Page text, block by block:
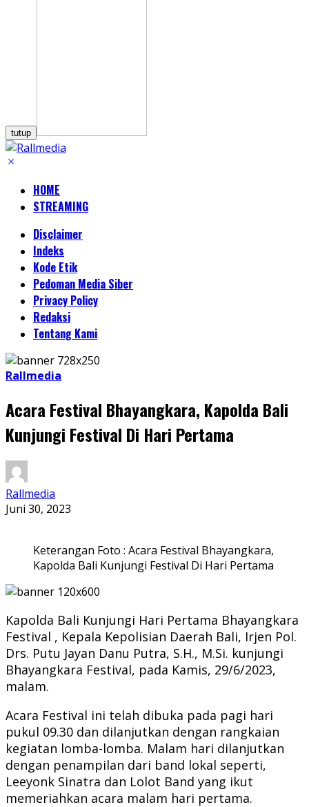
tutup
HOME
STREAMING
Disclaimer
Indeks
Kode Etik
Pedoman Media Siber
Privacy Policy
Redaksi
Tentang Kami
Rallmedia
Acara Festival Bhayangkara, Kapolda Bali
Kunjungi Festival Di Hari Pertama
Rallmedia
Juni 30, 2023
Keterangan Foto : Acara Festival Bhayangkara,
Kapolda Bali Kunjungi Festival Di Hari Pertama
Kapolda Bali Kunjungi Hari Pertama Bhayangkara
Festival , Kepala Kepolisian Daerah Bali, Irjen Pol.
Drs. Putu Jayan Danu Putra, S.H., M.Si. kunjungi
Bhayangkara Festival, pada Kamis, 29/6/2023,
malam.
Acara Festival ini telah dibuka pada pagi hari
pukul 09.30 dan dilanjutkan dengan rangkaian
kegiatan lomba-lomba. Malam hari dilanjutkan
dengan penampilan dari band lokal seperti,
Leeyonk Sinatra dan Lolot Band yang ikut
memeriahkan acara malam hari pertama.